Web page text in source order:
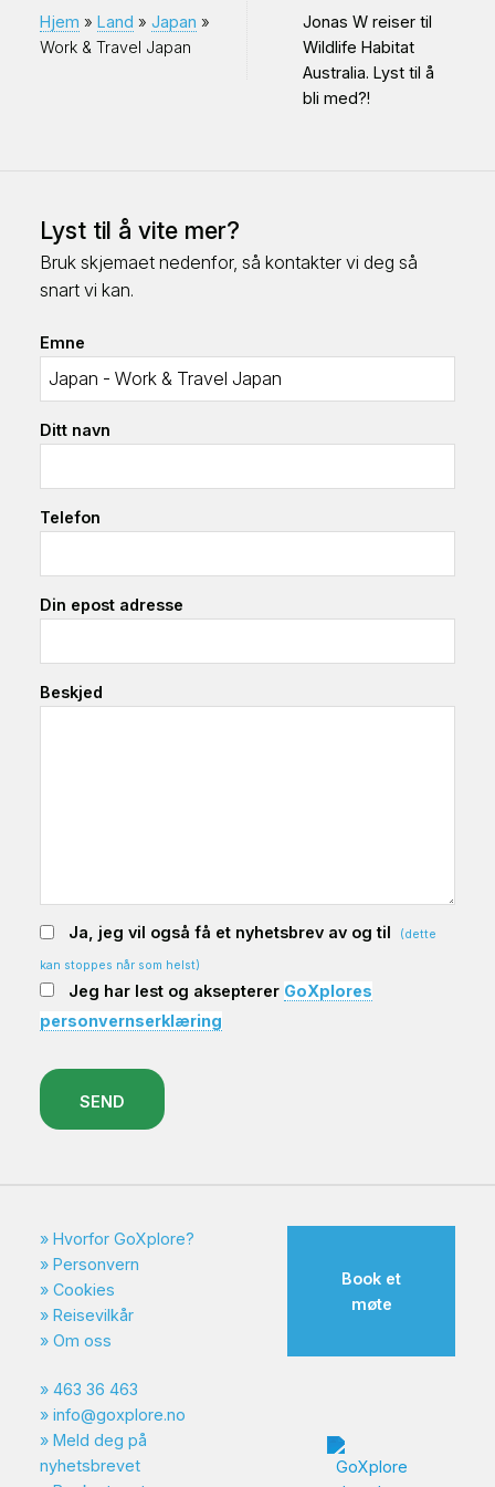
du må gjøre en endring i datoene. Du
får mer informasjon om prosedyrene
for å få godkjent visum etter at du har
First days in
Tokyo (Youtube)
Henrik sitt år i
Japan!
Les flere reisebrev fra våre deltakere
Hjem » Land » Japan »
Work & Travel Japan
Jonas W reiser til
Wildlife Habitat
Australia. Lyst til å
bli med?!
Lyst til å vite mer?
Bruk skjemaet nedenfor, så kontakter vi deg så
snart vi kan.
Emne
Ditt navn
Telefon
Din epost adresse
Beskjed
Ja, jeg vil også få et nyhetsbrev av og til (dette
kan stoppes når som helst)
Jeg har lest og aksepterer GoXplores
personvernserklæring
SEND
Hvorfor GoXplore?
Personvern
Cookies
Reisevilkår
Om oss
463 36 463
info@goxplore.no
Meld deg på
nyhetsbrevet
Book et
møte